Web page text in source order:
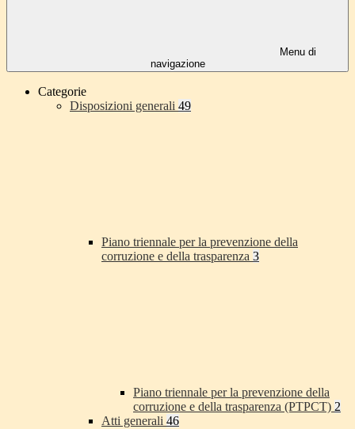
Menu di
navigazione
Categorie
Disposizioni generali 49
Piano triennale per la prevenzione della
corruzione e della trasparenza 3
Piano triennale per la prevenzione della
corruzione e della trasparenza (PTPCT) 2
Atti generali 46